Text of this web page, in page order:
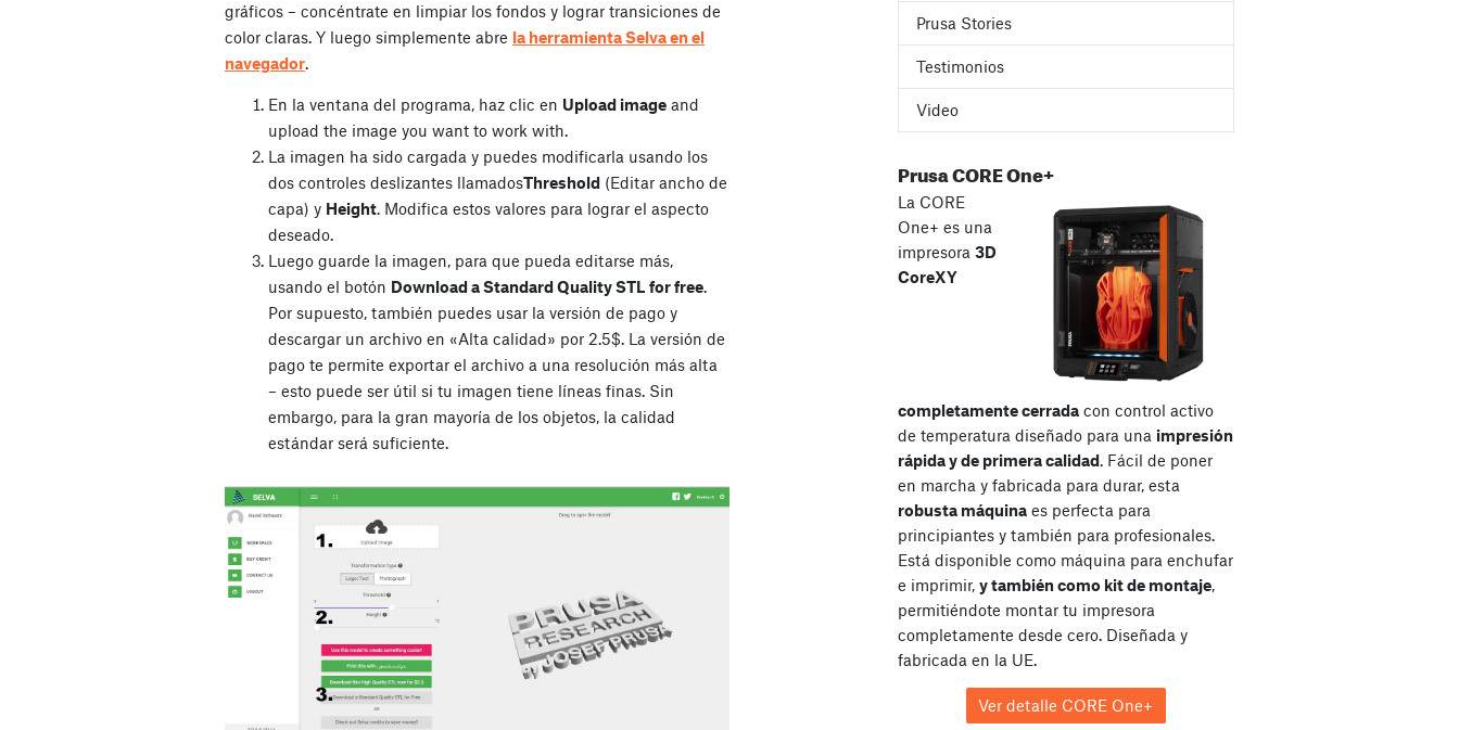
gráficos – concéntrate en limpiar los fondos y lograr transiciones de
color claras. Y luego simplemente abre la herramienta Selva en el
navegador.
En la ventana del programa, haz clic en Upload image and
upload the image you want to work with.
La imagen ha sido cargada y puedes modificarla usando los
dos controles deslizantes llamadosThreshold (Editar ancho de
capa) y Height. Modifica estos valores para lograr el aspecto
deseado.
Luego guarde la imagen, para que pueda editarse más,
usando el botón Download a Standard Quality STL for free.
Por supuesto, también puedes usar la versión de pago y
descargar un archivo en «Alta calidad» por 2.5$. La versión de
pago te permite exportar el archivo a una resolución más alta
– esto puede ser útil si tu imagen tiene líneas finas. Sin
embargo, para la gran mayoría de los objetos, la calidad
estándar será suficiente.
Prusa Stories
Testimonios
Video
Prusa CORE One+
La CORE
One+ es una
impresora 3D
CoreXY
completamente cerradacon control activo
de temperatura diseñado para una impresión
rápida y de primera calidad. Fácil de poner
en marcha y fabricada para durar, esta
robusta máquinaes perfecta para
principiantes y también para profesionales.
Está disponible como máquina para enchufar
e imprimir, y también como kit de montaje,
permitiéndote montar tu impresora
completamente desde cero. Diseñada y
fabricada en la UE.
Ver detalle CORE One+